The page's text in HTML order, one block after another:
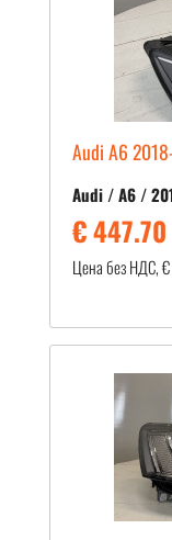
Audi A6
Audi / A6 /
€ 447.70
Цена без НДС,